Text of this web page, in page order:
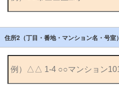
住所2（丁目・番地・マンション名・号室）